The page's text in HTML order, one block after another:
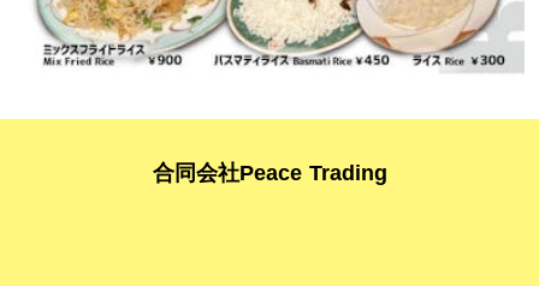
合同会社Peace Trading